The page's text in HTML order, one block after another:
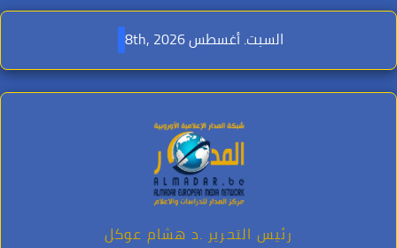
Skip
content
السبت. أغسطس 8th, 2026
رئيس التحرير .د هشام عوكل